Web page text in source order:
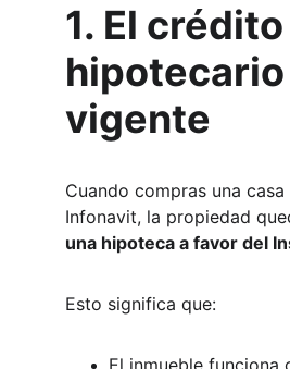
1. El crédito
vigente
Cuando compras una
Infonavit, la propiedad
una hipoteca a favor del
Esto significa que:
El inmueble funciona